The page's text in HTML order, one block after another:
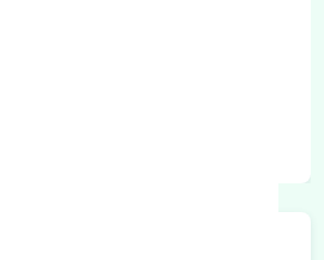
برای اطلاع از موجودی و قیمت به